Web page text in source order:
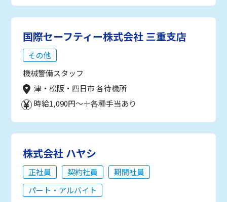
国際セーフティー株式会社 三重支店
その他
機械警備スタッフ
津・松阪・四日市 各待機所
時給1,090円～＋各種手当あり
株式会社 ハヤシ
正社員 契約社員
期間社員
パート・アルバイト